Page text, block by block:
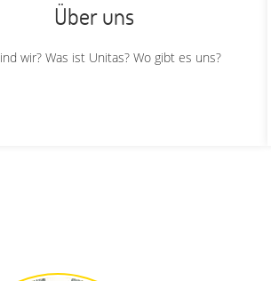
Über uns
wir? Was ist Unitas? Wo gibt es uns?